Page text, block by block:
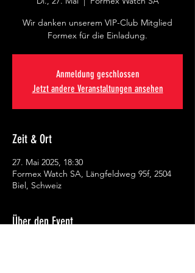
Wir danken unserem VIP-Club Mitglied
Formex für die Einladung.
Anmeldung geschlossen
Jetzt andere Veranstaltungen ansehen
Zeit & Ort
27. Mai 2025, 18:30
Formex Watch SA, Längfeldweg 95f, 2504
Biel, Schweiz
Über den Event